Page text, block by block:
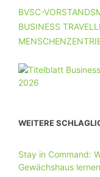
BVSC-
BUSINESS
WEITERE
Stay in Command:
Gewächshaus